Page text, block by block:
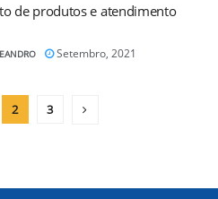
de produtos e atendimento
Setembro, 2021
2 3